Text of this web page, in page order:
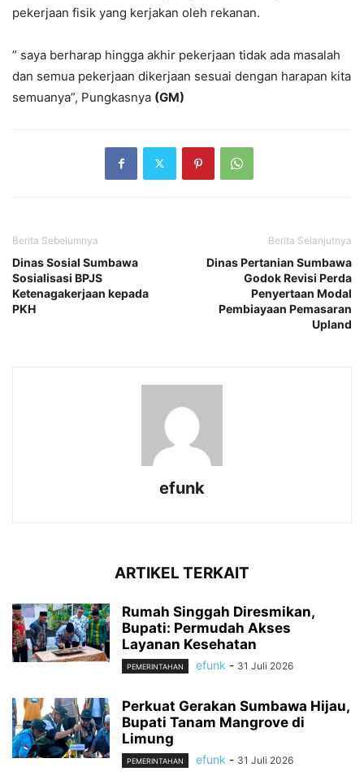
pekerjaan fisik yang kerjakan oleh rekanan.
” saya berharap hingga akhir pekerjaan tidak ada masalah
dan semua pekerjaan dikerjaan sesuai dengan harapan kita
semuanya”, Pungkasnya (GM)
Berita Sebelumnya
Dinas Sosial Sumbawa
Sosialisasi BPJS
Ketenagakerjaan kepada
PKH
Berita Selanjutnya
Dinas Pertanian Sumbawa
Godok Revisi Perda
Penyertaan Modal
Pembiayaan Pemasaran
Upland
efunk
ARTIKEL TERKAIT
Rumah Singgah Diresmikan,
Bupati: Permudah Akses
Layanan Kesehatan
PEMERINTAHAN efunk - 31 Juli 2026
Perkuat Gerakan Sumbawa Hijau,
Bupati Tanam Mangrove di
Limung
PEMERINTAHAN efunk - 31 Juli 2026